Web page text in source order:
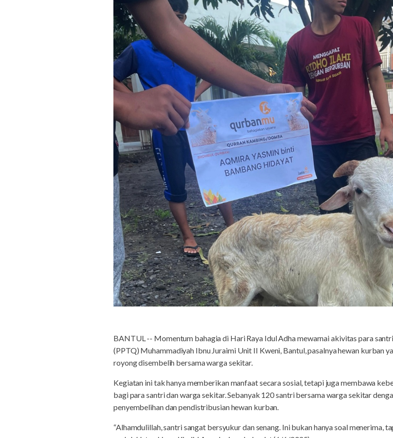
BANTUL -- Momentum bahagia di Hari Raya Idul Adha mewarnai akivitas para
(PPTQ) Muhammadiyah Ibnu Juraimi Unit II Kweni, Bantul, pasalnya hewan kurban
royong disembelih bersama warga sekitar.
Kegiatan ini tak hanya memberikan manfaat secara sosial, tetapi juga membawa
bagi para santri dan warga sekitar. Sebanyak 120 santri bersama warga sekitar
penyembelihan dan pendistribusian hewan kurban.
“Alhamdulillah, santri sangat bersyukur dan senang. Ini bukan hanya soal menerima,